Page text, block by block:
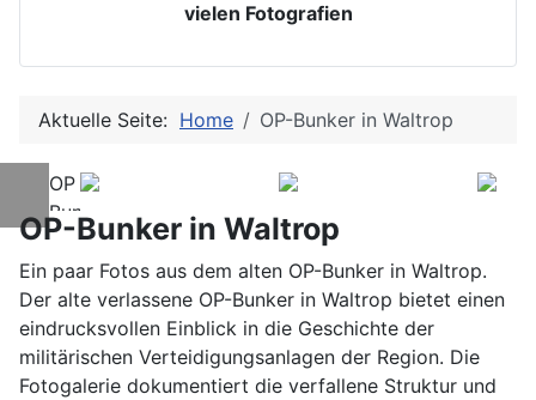
vielen Fotografien
Aktuelle Seite: Home OP-Bunker in Waltrop
OP
Bunker
Waltrop
OP-Bunker in Waltrop
Ein paar Fotos aus dem alten OP-Bunker in Waltrop.
Der alte verlassene OP-Bunker in Waltrop bietet einen
eindrucksvollen Einblick in die Geschichte der
militärischen Verteidigungsanlagen der Region. Die
Fotogalerie dokumentiert die verfallene Struktur und